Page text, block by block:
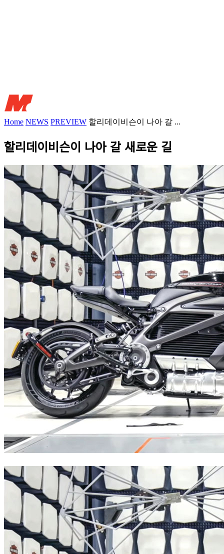
Home NEWS PREVIEW 할리데이비슨이 나아 갈 ...
할리데이비슨이 나아 갈 새로운 길